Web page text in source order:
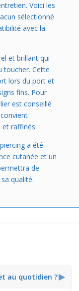
Voici les
sélectionné
avec la
et brillant qui
toucher. Cette
lors du port et
fins. Pour
est conseillé
et raffinés.
a été
cutanée et un
de
qualité.
au quotidien ?▶